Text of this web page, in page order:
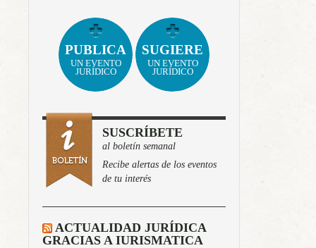
PUBLICA
UN EVENTO
JURÍDICO
SUGIERE
UN EVENTO
JURÍDICO
SUSCRÍBETE
al boletín semanal
Recibe alertas de los eventos
de tu interés
ACTUALIDAD JURÍDICA
GRACIAS A IURISMATICA